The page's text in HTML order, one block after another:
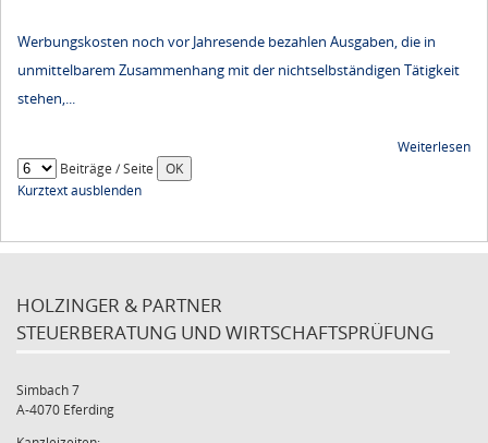
Werbungskosten noch vor Jahresende bezahlen Ausgaben, die in
unmittelbarem Zusammenhang mit der nichtselbständigen Tätigkeit
stehen,...
Weiterlesen
Beiträge / Seite
Kurztext ausblenden
HOLZINGER & PARTNER
STEUERBERATUNG UND WIRTSCHAFTSPRÜFUNG
Simbach 7
A-4070 Eferding